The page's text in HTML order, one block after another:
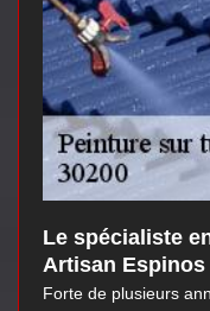
Le spécialiste
Artisan Espinos
Forte de plusieurs